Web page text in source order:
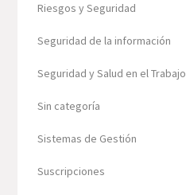
Riesgos y Seguridad
Seguridad de la información
Seguridad y Salud en el Trabajo
Sin categoría
Sistemas de Gestión
Suscripciones